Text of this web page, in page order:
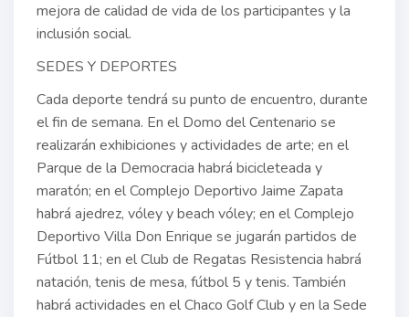
mejora de calidad de vida de los participantes y la
inclusión social.
SEDES Y DEPORTES
Cada deporte tendrá su punto de encuentro, durante
el fin de semana. En el Domo del Centenario se
realizarán exhibiciones y actividades de arte; en el
Parque de la Democracia habrá bicicleteada y
maratón; en el Complejo Deportivo Jaime Zapata
habrá ajedrez, vóley y beach vóley; en el Complejo
Deportivo Villa Don Enrique se jugarán partidos de
Fútbol 11; en el Club de Regatas Resistencia habrá
natación, tenis de mesa, fútbol 5 y tenis. También
habrá actividades en el Chaco Golf Club y en la Sede